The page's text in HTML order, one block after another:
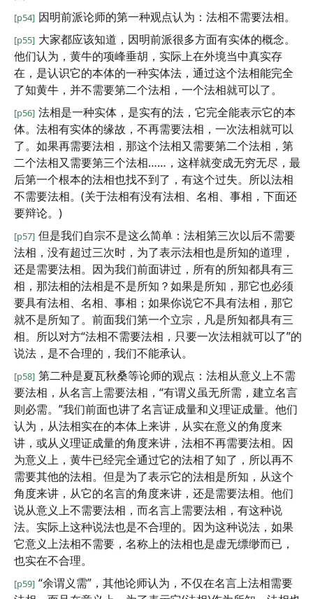
[p54] 因明前派论师的第一种观点认为：法相不需要法相。
[p55] 大家都应该知道，因明前派很多方面有实体的概念。
他们认为，黄牛的项峰垂胡，实际上在外境当中真实存
在，是认识它的本体的一种实体法，通过这个法相能完全
了知黄牛，并不需要第二个法相，一个法相就可以了。
[p56] 法相是一种实体，是实有的法，它完全能表示它的本
体。法相有实体的缘故，不再需要法相，一次法相就可以
了。如果再需要法相，那这个法相又需要第二个法相，第
二个法相又需要第三个法相……，这样就变成无穷无尽，最
后第一个根本的法相也找不到了，有这个过失。所以法相
不需要法相。(关于法相有没有法相、名相、事相，下面还
要辩论。)
[p57] 但是我们自宗不是这么简单：法相第三次以后不需要
法相，没有超过三次时，为了表示法相也是所知的道理，
还是需要法相。因为我们前面讲过，所有的所知都具有三
相，那法相的法相是不是所知？如果是所知，那它也必须
要具有法相、名相、事相；如果你说它不具有法相，那它
就不是所知了。前面我们第一个立宗，凡是所知都具有三
相。所以对方“法相不需要法相，只要一次法相就可以了”的
说法，是不合理的，我们不能承认。
[p58] 第二种是夏瓦秋桑等论师的观点：法相从意义上不需
要法相，从名言上需要法相，“有谓义虽无所需，建立名言
则必需。”我们前面也讲了名言证成量和义理证成量。他们
认为，从法相实在的本体上来讲，从实在意义的角度来
讲，或从义理证成量的角度来讲，法相不再需要法相。因
为意义上，黄牛已经完全通过它的法相了知了，所以再不
需要其他的法相。但是为了表示它的法相是所知，从这个
角度来讲，从它的名言的角度来讲，还是需要法相。他们
说从意义上不需要法相，而名言上需要法相，有这种说
法。实际上这种说法也是不合理的。因为这种说法，如果
它意义上法相不需要，名称上的法相也是虚无缥缈而已，
也实在不合理。
[p59] “余谓义需”，其他论师认为，不仅在名言上法相需要